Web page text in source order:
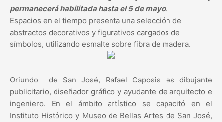
permanecerá habilitada hasta el 5 de mayo.
Espacios en el tiempo presenta una selección de
abstractos decorativos y figurativos cargados de
símbolos, utilizando esmalte sobre fibra de madera.
Oriundo de San José, Rafael Caposis es dibujante
publicitario, diseñador gráfico y ayudante de arquitecto e
ingeniero. En el ámbito artístico se capacitó en el
Instituto Histórico y Museo de Bellas Artes de San José,